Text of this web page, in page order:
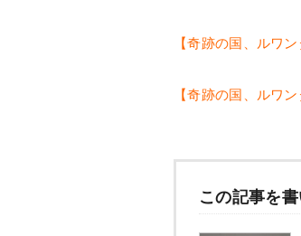
【奇跡の国、ルワ
【奇跡の国、ルワ
この記事を書